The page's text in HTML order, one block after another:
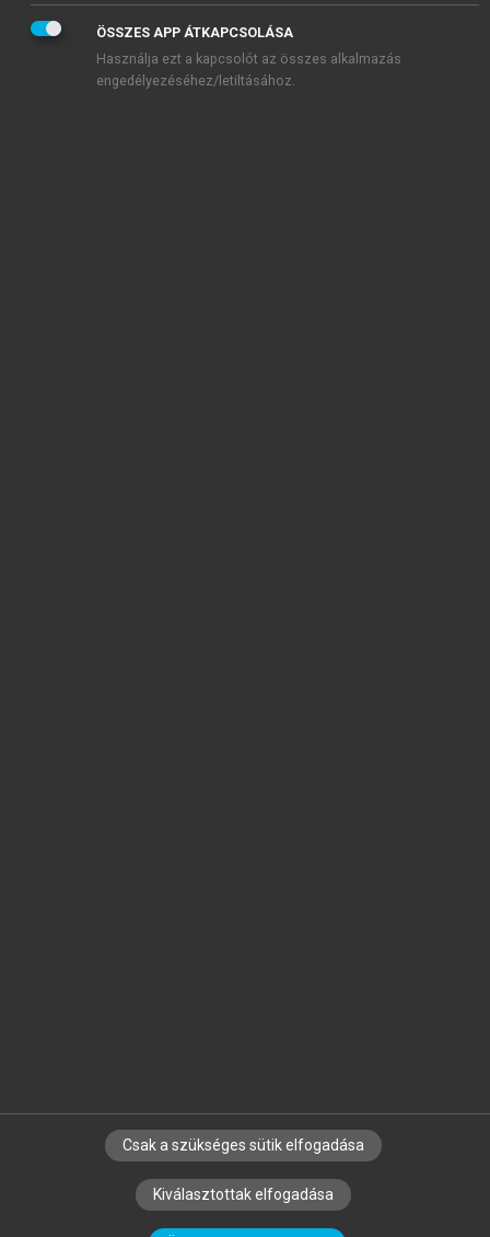
SZERZŐKNEK CÉGEKNEK KÖNYVTÁROSOKNAK
SZERKESZTÉSI ÉS LEKTORÁLÁSI ALAPELVEK
ÖSSZES APP ÁTKAPCSOLÁSA
Használja ezt a kapcsolót az összes alkalmazás
engedélyezéséhez/letiltásához.
Csak a szükséges sütik elfogadása
Kiválasztottak elfogadása